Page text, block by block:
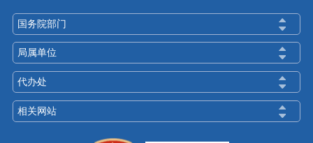
国务院部门
局属单位
代办处
相关网站